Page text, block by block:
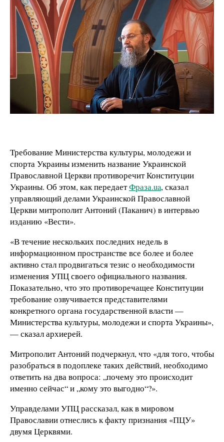
Требование Министерства культуры, молодежи и
спорта Украины изменить название Украинской
Православной Церкви противоречит Конституции
Украины. Об этом, как передаетФраза.ua, сказал
управляющий делами Украинской Православной
Церкви митрополит Антоний (Паканич) в интервью
изданию «Вести».
«В течение нескольких последних недель в
информационном пространстве все более и более
активно стал продвигаться тезис о необходимости
изменения УПЦ своего официального названия.
Показательно, что это противоречащее Конституции
требование озвучивается представителями
конкретного органа государственной власти —
Министерства культуры, молодежи и спорта Украины»,
— сказал архиерей.
Митрополит Антоний подчеркнул, что «для того, чтобы
разобраться в подоплеке таких действий, необходимо
ответить на два вопроса: „почему это происходит
именно сейчас“ и „кому это выгодно“?».
Управделами УПЦ рассказал, как в мировом
Православии отнеслись к факту признания «ПЦУ»
двумя Церквями.